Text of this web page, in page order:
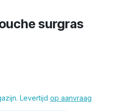
surgras
Levertijd op aanvraag